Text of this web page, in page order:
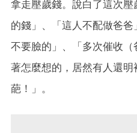
拿走壓歲錢。說白了這次
的錢」、「這人不配做爸
不要臉的」、「多次催收
著怎麼想的，居然有人還
葩！」。